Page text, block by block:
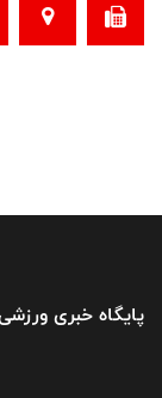
پایگاه خبری